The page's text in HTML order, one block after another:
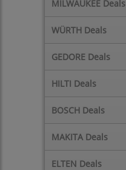
MILWAUKEE Deals
WÜRTH Deals
GEDORE Deals
HILTI Deals
BOSCH Deals
MAKITA Deals
ELTEN Deals